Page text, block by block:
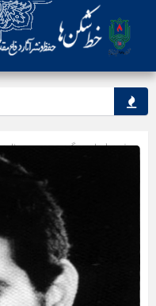
صفحه اصلی» گروه »وصیت نامه